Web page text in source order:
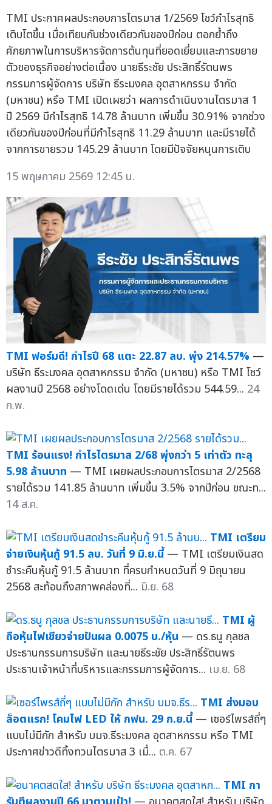
TMI ประกาศผลประกอบการไตรมาส 1/2569 โชว์กำไรสุทธิ
เติบโตขึ้น เมื่อเทียบกับช่วงเดียวกันของปีก่อน ตอกย้ำถึง
ศักยภาพในการบริหารจัดการต้นทุนที่ยอดเยี่ยมและการขยาย
ตัวของธุรกิจอย่างต่อเนื่อง นายธีระชัย ประสิทธิ์รัตนพร
กรรมการผู้จัดการ บริษัท ธีระมงคล อุตสาหกรรม จำกัด
(มหาชน) หรือ TMI เปิดเผยว่า ผลการดำเนินงานไตรมาส 1
ปี 2569 มีกำไรสุทธิ 14.78 ล้านบาท เพิ่มขึ้น 30.91% จากช่วง
เดียวกันของปีก่อนที่มีกำไรสุทธิ 11.29 ล้านบาท และมีรายได้
จากการขายรวม 145.29 ล้านบาท โดยมีปัจจัยหนุนการเติบ
15 พฤษภาคม 2569 12:45 น.
TMI ฟอร์มดี! กำไรปี 68 แตะ 22.87 ลบ. พุ่ง 214.57% —
บริษัท ธีระมงคล อุตสาหกรรม จำกัด (มหาชน) หรือ TMI โชว์
ผลงานปี 2568 อย่างโดดเด่น โดยมีรายได้รวม 544.59... 24
ก.พ.
TMI ร้อนแรง! กำไรไตรมาส 2/68 พุ่งกว่า 5 เท่าตัว ทะลุ
5.98 ล้านบาท — TMI เผยผลประกอบการไตรมาส 2/2568
รายได้รวม 141.85 ล้านบาท เพิ่มขึ้น 3.5% จากปีก่อน ขณะท...
14 ส.ค.
TMI เตรียม
จ่ายเงินหุ้นกู้ 91.5 ลบ. วันที่ 9 มิ.ย.นี้ — TMI เตรียมเงินสด
ชำระคืนหุ้นกู้ 91.5 ล้านบาท ที่ครบกำหนดวันที่ 9 มิถุนายน
2568 สะท้อนถึงสภาพคล่องที่... มิ.ย. 68
TMI ผู้
ถือหุ้นไฟเขียวจ่ายปันผล 0.0075 บ./หุ้น — ดร.ธนู กุลชล
ประธานกรรมการบริษัท และนายธีระชัย ประสิทธิ์รัตนพร
ประธานเจ้าหน้าที่บริหารและกรรมการผู้จัดการ... เม.ย. 68
TMI ส่งมอบ
ล็อตแรก! โคมไฟ LED ให้ กฟน. 29 ก.ย.นี้ — เซอร์ไพรส์ถี่ๆ
แบบไม่มีกัก สำหรับ บมจ.ธีระมงคล อุตสาหกรรม หรือ TMI
ประกาศข่าวดีทิ้งทวนไตรมาส 3 เมื่... ต.ค. 67
TMI กา